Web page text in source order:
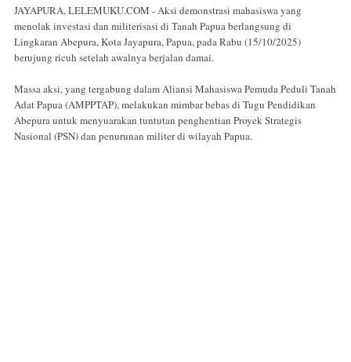
JAYAPURA, LELEMUKU.COM - Aksi demonstrasi mahasiswa yang
menolak investasi dan militerisasi di Tanah Papua berlangsung di
Lingkaran Abepura, Kota Jayapura, Papua, pada Rabu (15/10/2025)
berujung ricuh setelah awalnya berjalan damai.
Massa aksi, yang tergabung dalam Aliansi Mahasiswa Pemuda Peduli Tanah
Adat Papua (AMPPTAP), melakukan mimbar bebas di Tugu Pendidikan
Abepura untuk menyuarakan tuntutan penghentian Proyek Strategis
Nasional (PSN) dan penurunan militer di wilayah Papua.